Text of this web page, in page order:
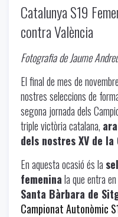
Catalunya S19
contra València
Fotografia de Jaume
El final de mes de
nostres seleccions de
segona jornada dels
triple victòria catalana,
dels nostres XV de la
En aquesta ocasió és la
femeninala que entra
Santa Bàrbara de
Campionat Autonòmic